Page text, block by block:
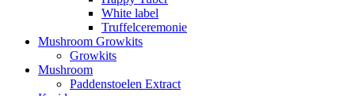
White label
Truffelceremonie
Mushroom Growkits
Growkits
Mushroom
Paddenstoelen Extract